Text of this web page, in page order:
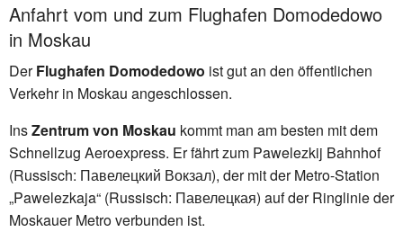
Anfahrt vom und zum Flughafen Domodedowo
in Moskau
DerFlughafen Domodedowo ist gut an den öffentlichen
Verkehr in Moskau angeschlossen.
InsZentrum von Moskau kommt man am besten mit dem
Schnellzug Aeroexpress. Er fährt zum Pawelezkij Bahnhof
(Russisch: Павелецкий Вокзал), der mit der Metro-Station
„Pawelezkaja“ (Russisch: Павелецкая) auf der Ringlinie der
Moskauer Metro verbunden ist.